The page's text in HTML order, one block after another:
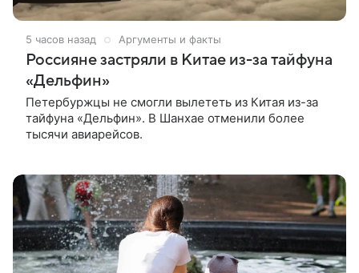
5 часов назад Аргументы и факты
Россияне застряли в Китае из-за тайфуна
«Дельфин»
Петербуржцы не смогли вылететь из Китая из-за
тайфуна «Дельфин». В Шанхае отменили более
тысячи авиарейсов.